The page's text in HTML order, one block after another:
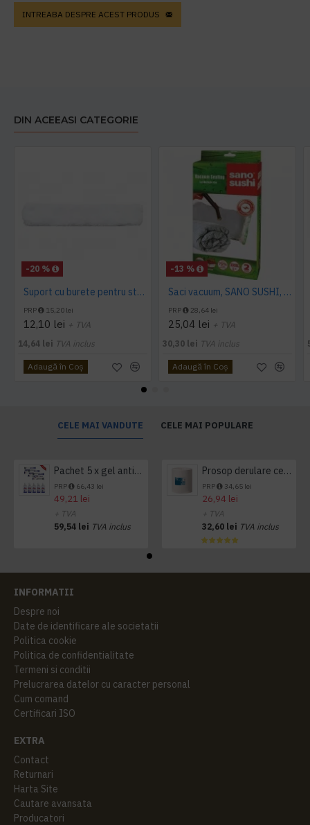
INTREABA DESPRE ACEST PRODUS
DIN ACEEASI CATEGORIE
-20 %
Suport cu burete pentru sters geamuri 35cm Limpio
PRP 15,20 lei
12,10 lei + TVA
14,64 lei TVA inclus
Adaugă în Coş
-13 %
Saci vacuum, SANO SUSHI, 1 XXXL,1L
PRP 28,64 lei
25,04 lei + TVA
30,30 lei TVA inclus
Adaugă în Coş
CELE MAI VANDUTE CELE MAI POPULARE
Pachet 5 x gel antibacterian 50ml si 3 x Servetele antibacteriene 48 buc Hygienium
PRP 66,43 lei
49,21 lei
+ TVA
59,54 lei TVA inclus
Prosop derulare centrala 1 pliu, 300 m Tork
PRP 34,65 lei
26,94 lei
+ TVA
32,60 lei TVA inclus
INFORMATII
Despre noi
Date de identificare ale societatii
Politica cookie
Politica de confidentialitate
Termeni si conditii
Prelucrarea datelor cu caracter personal
Cum comand
Certificari ISO
EXTRA
Contact
Returnari
Harta Site
Cautare avansata
Producatori